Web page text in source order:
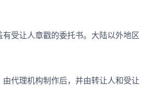
受让人章戳的委托书。大陆以外地区
代理机构制作后，并由转让人和受让